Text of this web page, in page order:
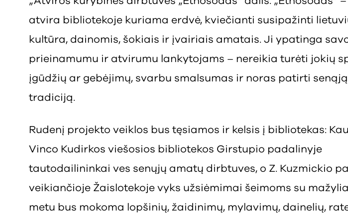
atvira bibliotekoje kuriama erdvė, kviečianti susipažinti
kultūra, dainomis, šokiais ir įvairiais amatais. Ji ypatinga
prieinamumu ir atvirumu lankytojams – nereikia turėti jokių
įgūdžių ar gebėjimų, svarbu smalsumas ir noras patirti senąją
tradiciją.
Rudenį projekto veiklos bus tęsiamos ir kelsis į bibliotekas:
Vinco Kudirkos viešosios bibliotekos Girstupio padalinyje
tautodailininkai ves senųjų amatų dirbtuves, o Z. Kuzmickio
veikiančioje Žaislotekoje vyks užsiėmimai šeimoms su
metu bus mokoma lopšinių, žaidinimų, mylavimų, dainelių,